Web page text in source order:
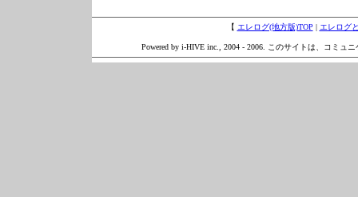
【 エレログ(地方版)TOP | エレログ
Powered by i-HIVE inc., 2004 - 2006. このサイトは、コミュ